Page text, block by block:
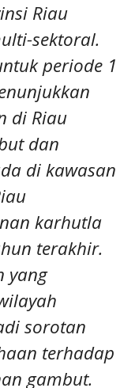
Riau
sektoral.
periode 1
di Riau
dan
di kawasan
karhutla
terakhir.
yang
sorotan
terhadap
gambut.